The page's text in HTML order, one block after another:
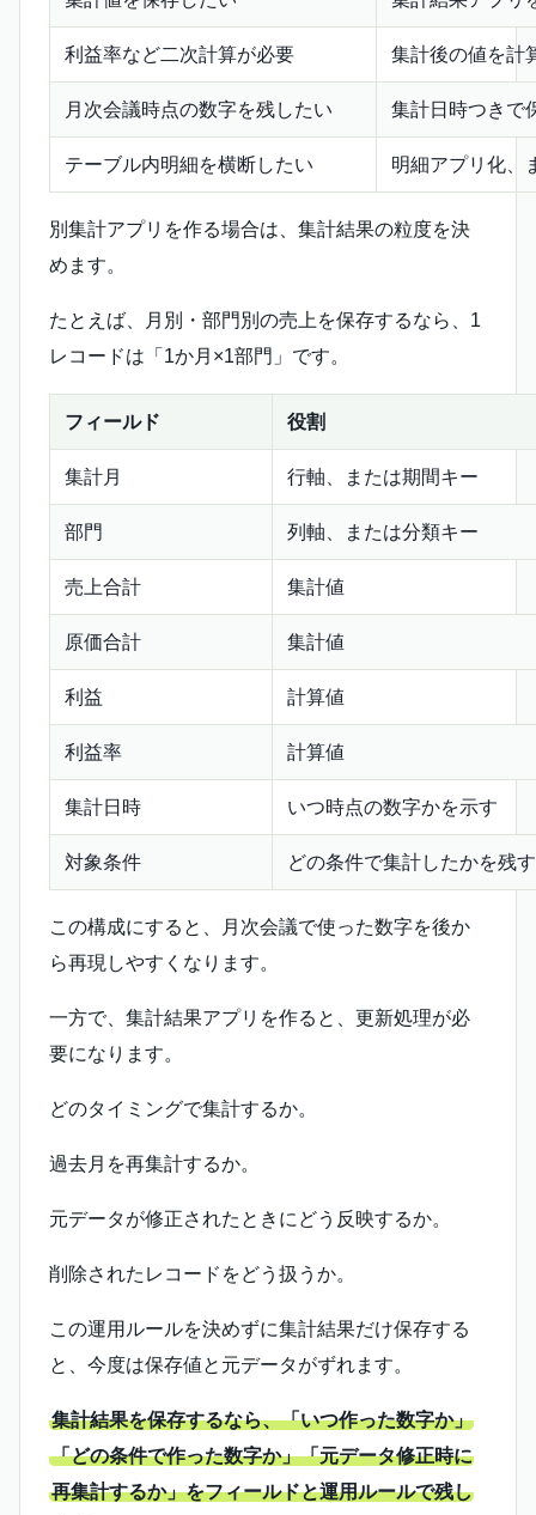
利益率など二次計算が必要 集計後の値を計
月次会議時点の数字を残したい 集計日時つきで
テーブル内明細を横断したい 明細アプリ化、
別集計アプリを作る場合は、集計結果の粒度を決
めます。
たとえば、月別・部門別の売上を保存するなら、1
レコードは「1か月×1部門」です。
フィールド 役割
集計月 行軸、または期間キー
部門 列軸、または分類キー
売上合計 集計値
原価合計 集計値
利益 計算値
利益率 計算値
集計日時 いつ時点の数字かを示す
対象条件 どの条件で集計したかを残す
この構成にすると、月次会議で使った数字を後か
ら再現しやすくなります。
一方で、集計結果アプリを作ると、更新処理が必
要になります。
どのタイミングで集計するか。
過去月を再集計するか。
元データが修正されたときにどう反映するか。
削除されたレコードをどう扱うか。
この運用ルールを決めずに集計結果だけ保存する
と、今度は保存値と元データがずれます。
集計結果を保存するなら、「いつ作った数字か」
「どの条件で作った数字か」「元データ修正時に
再集計するか」をフィールドと運用ルールで残し